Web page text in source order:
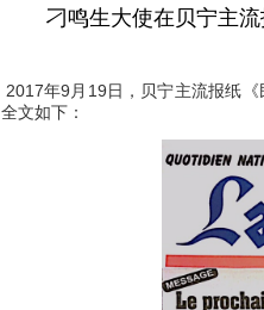
刁鸣生大使在贝宁主
2017年9 月 19日，贝宁主流报纸
全文如下：